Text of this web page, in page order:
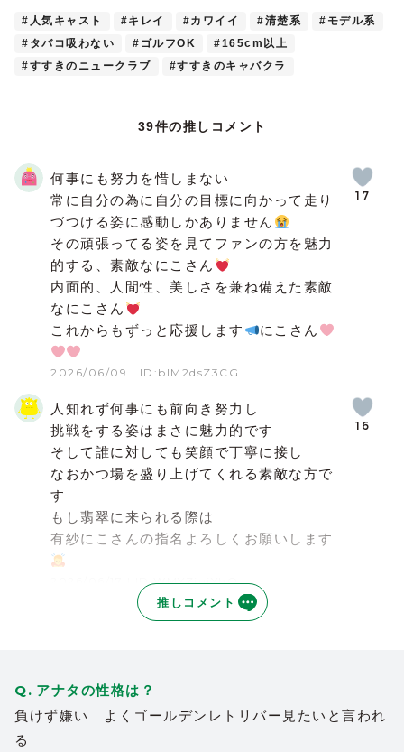
#人気キャスト #キレイ #カワイイ #清楚系
#モデル系
#タバコ吸わない
#ゴルフOK
#165cm以上
#すすきのニュークラブ
#すすきのキャバクラ
39件の推しコメント
2026/06/09 | ID:bIM2dsZ3CG
何事にも努力を惜しまない
常に自分の為に自分の目標に向かって走り
づつける姿に感動しかありません
その頑張ってる姿を見てファンの方を魅力
的する、素敵なにこさん
内面的、人間性、美しさを兼ね備えた素敵
なにこさん
これからもずっと応援します
にこさん
17
| ID:WMYZiuiYhQ
人知れず何事にも前向き努力し
挑戦をする姿はまさに魅力的です
そして誰に対しても笑顔で丁寧に接し
なおかつ場を盛り上げてくれる素敵な方で
す
もし翡翠に来られる際は
有紗にこさんの指名よろしくお願いします
16
2025/08/19| ID:W74DDwrhec
妃翠随一の努力家であり、人格者。可愛く
すが、体を大事にしながら、自分の夢や目
推しコメント
アナタの性格は？
負けず嫌い よくゴールデンレトリバー見たいと言われ
る